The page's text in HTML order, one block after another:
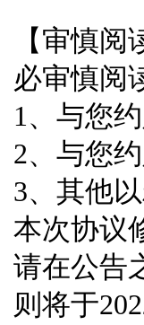
【审慎
必审慎阅
1、与您
2、与您
3、其他
本次协议
请在公告
则将于